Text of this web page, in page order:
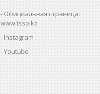
Официальная страница:
www.tssp.kz
Instagram
Youtube